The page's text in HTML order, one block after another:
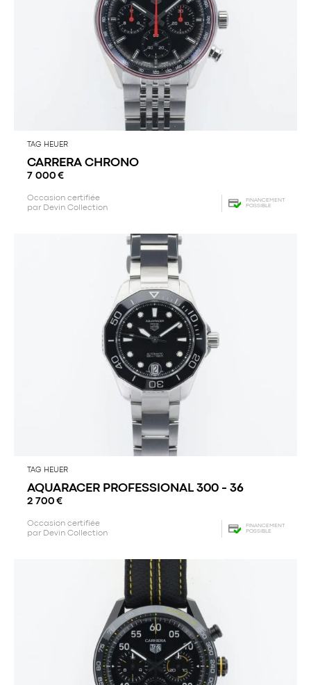
TAG HEUER
CARRERA CHRONO
7 000 €
Occasion certifiée
par Devin Collection
FINANCEMENT
POSSIBLE
TAG HEUER
AQUARACER PROFESSIONAL 300 - 36
2 700 €
Occasion certifiée
par Devin Collection
FINANCEMENT
POSSIBLE